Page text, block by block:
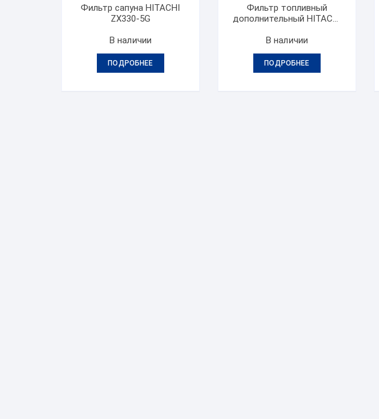
Фильтр сапуна HITACHI
ZX330-5G
В наличии
ПОДРОБНЕЕ
Фильтр топливный
дополнительный HITACHI
В наличии
ПОДРОБНЕЕ